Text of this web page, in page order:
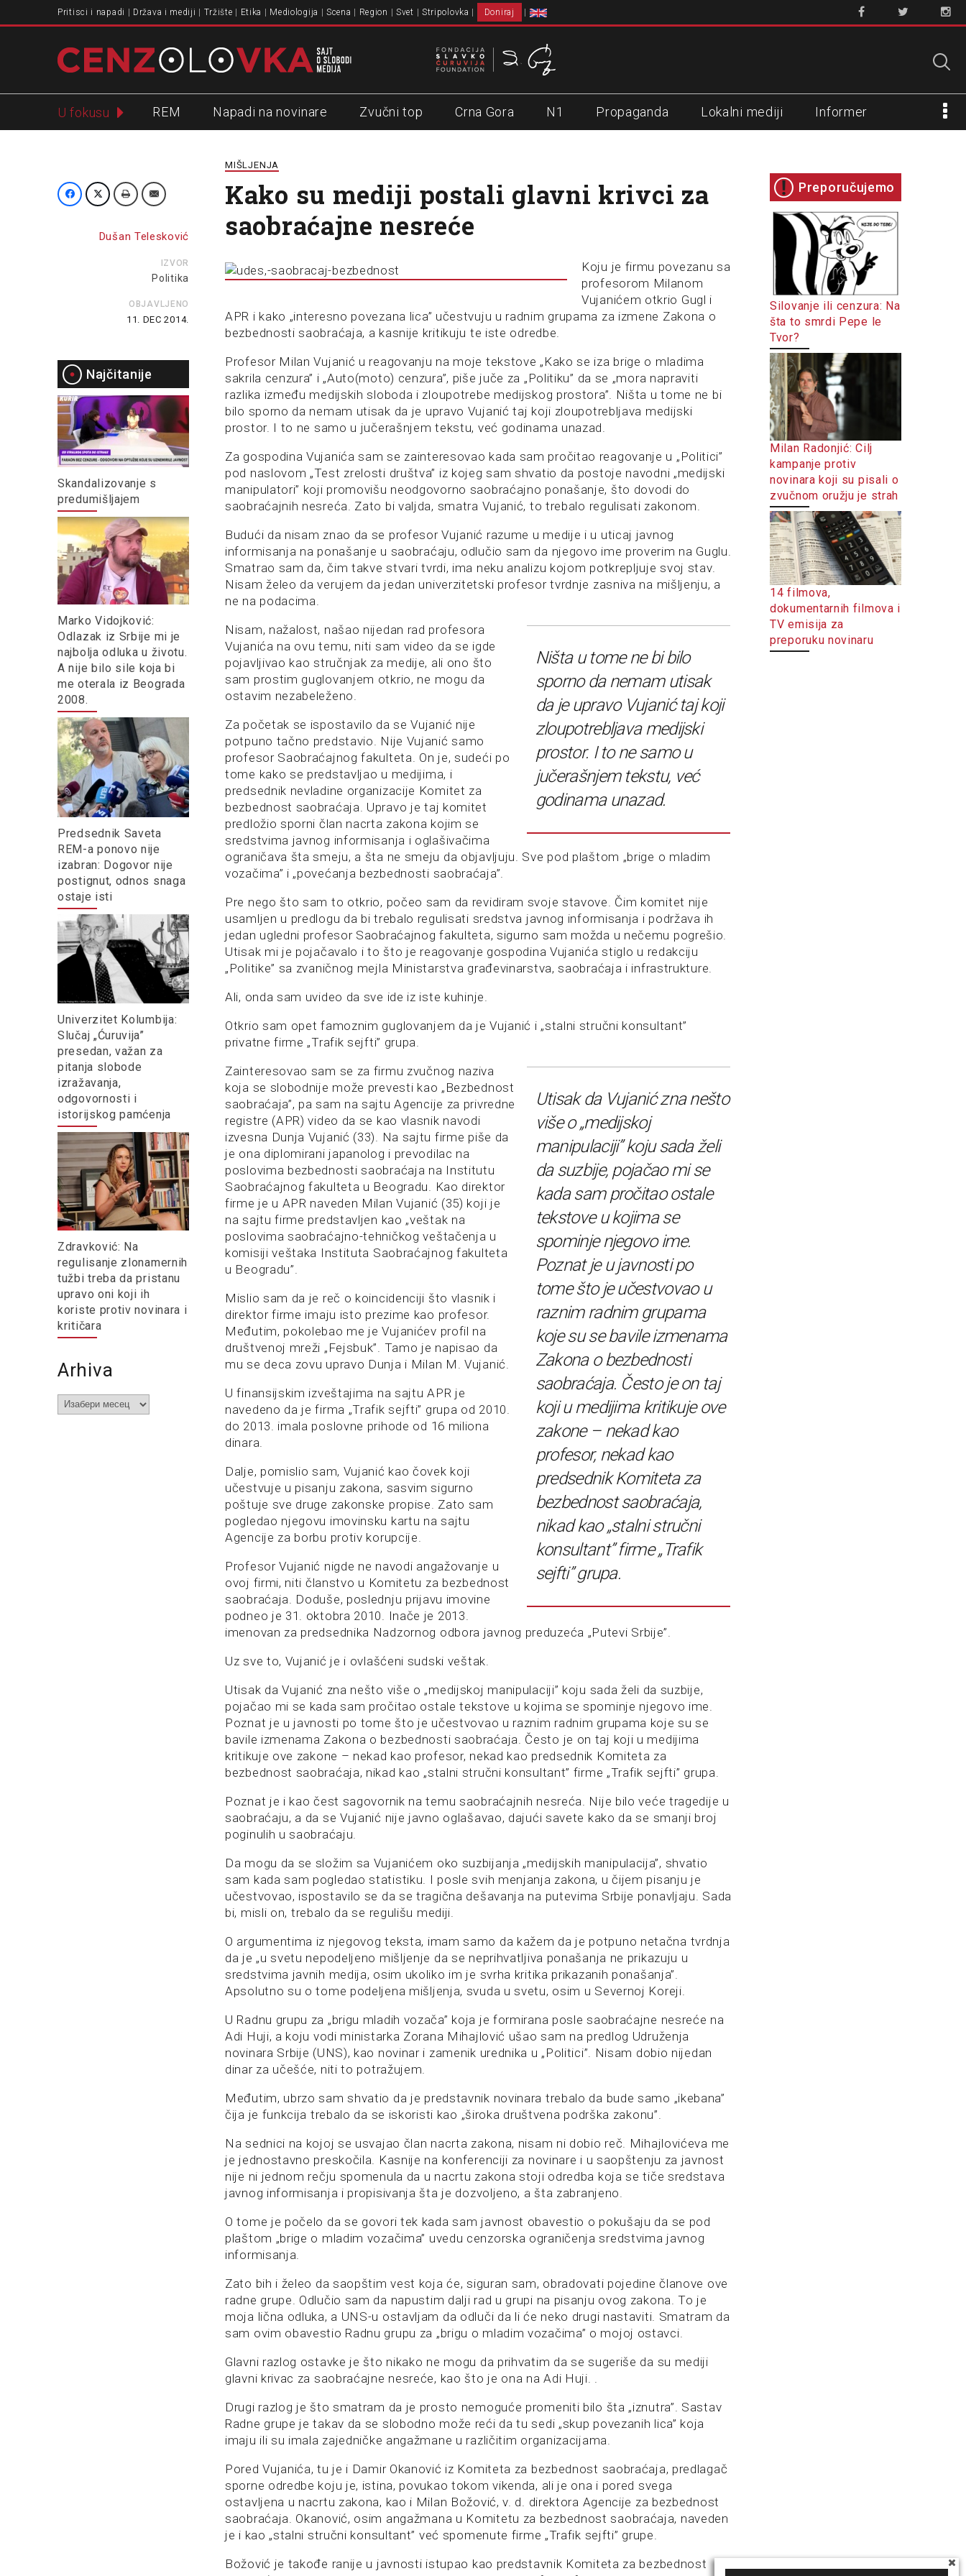
Pritisci i napadi Država i mediji Tržište Etika Mediologija Scena Region Svet Stripolovka Doniraj
U fokusu REM Napadi na novinare Zvučni top Crna Gora N1 Propaganda Lokalni mediji Informer
Dušan Telesković
IZVOR
Politika
OBJAVLJENO
11. DEC 2014.
Najčitanije
Skandalizovanje s
predumišljajem
Marko Vidojković:
Odlazak iz Srbije mi je
najbolja odluka u životu.
A nije bilo sile koja bi
me oterala iz Beograda
2008.
Predsednik Saveta
REM-a ponovo nije
izabran: Dogovor nije
postignut, odnos snaga
ostaje isti
Univerzitet Kolumbija:
Slučaj „Ćuruvija”
presedan, važan za
pitanja slobode
izražavanja,
odgovornosti i
istorijskog pamćenja
Zdravković: Na
regulisanje zlonamernih
tužbi treba da pristanu
upravo oni koji ih
koriste protiv novinara i
kritičara
Arhiva
Arhiva
MIŠLJENJA
Kako su mediji postali glavni krivci za
saobraćajne nesreće
Koju je firmu povezanu sa
profesorom Milanom
Vujanićem otkrio Gugl i
APR i kako „interesno povezana lica” učestvuju u radnim grupama za izmene Zakona o
bezbednosti saobraćaja, a kasnije kritikuju te iste odredbe.
Profesor Milan Vujanić u reagovanju na moje tekstove „Kako se iza brige o mladima
sakrila cenzura” i „Auto(moto) cenzura”, piše juče za „Politiku” da se „mora napraviti
razlika između medijskih sloboda i zloupotrebe medijskog prostora”. Ništa u tome ne bi
bilo sporno da nemam utisak da je upravo Vujanić taj koji zloupotrebljava medijski
prostor. I to ne samo u jučerašnjem tekstu, već godinama unazad.
Za gospodina Vujanića sam se zainteresovao kada sam pročitao reagovanje u „Politici”
pod naslovom „Test zrelosti društva” iz kojeg sam shvatio da postoje navodni „medijski
manipulatori” koji promovišu neodgovorno saobraćajno ponašanje, što dovodi do
saobraćajnih nesreća. Zato bi valjda, smatra Vujanić, to trebalo regulisati zakonom.
Budući da nisam znao da se profesor Vujanić razume u medije i u uticaj javnog
informisanja na ponašanje u saobraćaju, odlučio sam da njegovo ime proverim na Guglu.
Smatrao sam da, čim takve stvari tvrdi, ima neku analizu kojom potkrepljuje svoj stav.
Nisam želeo da verujem da jedan univerzitetski profesor tvrdnje zasniva na mišljenju, a
ne na podacima.
Ništa u tome ne bi bilo
sporno da nemam utisak
da je upravo Vujanić taj koji
zloupotrebljava medijski
prostor. I to ne samo u
jučerašnjem tekstu, već
godinama unazad.
Nisam, nažalost, našao nijedan rad profesora
Vujanića na ovu temu, niti sam video da se igde
pojavljivao kao stručnjak za medije, ali ono što
sam prostim guglovanjem otkrio, ne mogu da
ostavim nezabeleženo.
Za početak se ispostavilo da se Vujanić nije
potpuno tačno predstavio. Nije Vujanić samo
profesor Saobraćajnog fakulteta. On je, sudeći po
tome kako se predstavljao u medijima, i
predsednik nevladine organizacije Komitet za
bezbednost saobraćaja. Upravo je taj komitet
predložio sporni član nacrta zakona kojim se
sredstvima javnog informisanja i oglašivačima
ograničava šta smeju, a šta ne smeju da objavljuju. Sve pod plaštom „brige o mladim
vozačima” i „povećanja bezbednosti saobraćaja”.
Pre nego što sam to otkrio, počeo sam da revidiram svoje stavove. Čim komitet nije
usamljen u predlogu da bi trebalo regulisati sredstva javnog informisanja i podržava ih
jedan ugledni profesor Saobraćajnog fakulteta, sigurno sam možda u nečemu pogrešio.
Utisak mi je pojačavalo i to što je reagovanje gospodina Vujanića stiglo u redakciju
„Politike” sa zvaničnog mejla Ministarstva građevinarstva, saobraćaja i infrastrukture.
Ali, onda sam uvideo da sve ide iz iste kuhinje.
Otkrio sam opet famoznim guglovanjem da je Vujanić i „stalni stručni konsultant”
privatne firme „Trafik sejfti” grupa.
Utisak da Vujanić zna nešto
više o „medijskoj
manipulaciji” koju sada želi
da suzbije, pojačao mi se
kada sam pročitao ostale
tekstove u kojima se
spominje njegovo ime.
Poznat je u javnosti po
tome što je učestvovao u
raznim radnim grupama
koje su se bavile izmenama
Zakona o bezbednosti
saobraćaja. Često je on taj
koji u medijima kritikuje ove
zakone – nekad kao
profesor, nekad kao
predsednik Komiteta za
bezbednost saobraćaja,
nikad kao „stalni stručni
konsultant” firme „Trafik
sejfti” grupa.
Zainteresovao sam se za firmu zvučnog naziva
koja se slobodnije može prevesti kao „Bezbednost
saobraćaja”, pa sam na sajtu Agencije za privredne
registre (APR) video da se kao vlasnik navodi
izvesna Dunja Vujanić (33). Na sajtu firme piše da
je ona diplomirani japanolog i prevodilac na
poslovima bezbednosti saobraćaja na Institutu
Saobraćajnog fakulteta u Beogradu. Kao direktor
firme je u APR naveden Milan Vujanić (35) koji je
na sajtu firme predstavljen kao „veštak na
poslovima saobraćajno-tehničkog veštačenja u
komisiji veštaka Instituta Saobraćajnog fakulteta
u Beogradu”.
Mislio sam da je reč o koincidenciji što vlasnik i
direktor firme imaju isto prezime kao profesor.
Međutim, pokolebao me je Vujanićev profil na
društvenoj mreži „Fejsbuk”. Tamo je napisao da
mu se deca zovu upravo Dunja i Milan M. Vujanić.
U finansijskim izveštajima na sajtu APR je
navedeno da je firma „Trafik sejfti” grupa od 2010.
do 2013. imala poslovne prihode od 16 miliona
dinara.
Dalje, pomislio sam, Vujanić kao čovek koji
učestvuje u pisanju zakona, sasvim sigurno
poštuje sve druge zakonske propise. Zato sam
pogledao njegovu imovinsku kartu na sajtu
Agencije za borbu protiv korupcije.
Profesor Vujanić nigde ne navodi angažovanje u
ovoj firmi, niti članstvo u Komitetu za bezbednost
saobraćaja. Doduše, poslednju prijavu imovine
podneo je 31. oktobra 2010. Inače je 2013.
imenovan za predsednika Nadzornog odbora javnog preduzeća „Putevi Srbije”.
Uz sve to, Vujanić je i ovlašćeni sudski veštak.
Utisak da Vujanić zna nešto više o „medijskoj manipulaciji” koju sada želi da suzbije,
pojačao mi se kada sam pročitao ostale tekstove u kojima se spominje njegovo ime.
Poznat je u javnosti po tome što je učestvovao u raznim radnim grupama koje su se
bavile izmenama Zakona o bezbednosti saobraćaja. Često je on taj koji u medijima
kritikuje ove zakone – nekad kao profesor, nekad kao predsednik Komiteta za
bezbednost saobraćaja, nikad kao „stalni stručni konsultant” firme „Trafik sejfti” grupa.
Poznat je i kao čest sagovornik na temu saobraćajnih nesreća. Nije bilo veće tragedije u
saobraćaju, a da se Vujanić nije javno oglašavao, dajući savete kako da se smanji broj
poginulih u saobraćaju.
Da mogu da se složim sa Vujanićem oko suzbijanja „medijskih manipulacija”, shvatio
sam kada sam pogledao statistiku. I posle svih menjanja zakona, u čijem pisanju je
učestvovao, ispostavilo se da se tragična dešavanja na putevima Srbije ponavljaju. Sada
bi, misli on, trebalo da se regulišu mediji.
O argumentima iz njegovog teksta, imam samo da kažem da je potpuno netačna tvrdnja
da je „u svetu nepodeljeno mišljenje da se neprihvatljiva ponašanja ne prikazuju u
sredstvima javnih medija, osim ukoliko im je svrha kritika prikazanih ponašanja”.
Apsolutno su o tome podeljena mišljenja, svuda u svetu, osim u Severnoj Koreji.
U Radnu grupu za „brigu mladih vozača” koja je formirana posle saobraćajne nesreće na
Adi Huji, a koju vodi ministarka Zorana Mihajlović ušao sam na predlog Udruženja
novinara Srbije (UNS), kao novinar i zamenik urednika u „Politici”. Nisam dobio nijedan
dinar za učešće, niti to potražujem.
Međutim, ubrzo sam shvatio da je predstavnik novinara trebalo da bude samo „ikebana”
čija je funkcija trebalo da se iskoristi kao „široka društvena podrška zakonu”.
Na sednici na kojoj se usvajao član nacrta zakona, nisam ni dobio reč. Mihajlovićeva me
je jednostavno preskočila. Kasnije na konferenciji za novinare i u saopštenju za javnost
nije ni jednom rečju spomenula da u nacrtu zakona stoji odredba koja se tiče sredstava
javnog informisanja i propisivanja šta je dozvoljeno, a šta zabranjeno.
O tome je počelo da se govori tek kada sam javnost obavestio o pokušaju da se pod
plaštom „brige o mladim vozačima” uvedu cenzorska ograničenja sredstvima javnog
informisanja.
Zato bih i želeo da saopštim vest koja će, siguran sam, obradovati pojedine članove ove
radne grupe. Odlučio sam da napustim dalji rad u grupi na pisanju ovog zakona. To je
moja lična odluka, a UNS-u ostavljam da odluči da li će neko drugi nastaviti. Smatram da
sam ovim obavestio Radnu grupu za „brigu o mladim vozačima” o mojoj ostavci.
Glavni razlog ostavke je što nikako ne mogu da prihvatim da se sugeriše da su mediji
glavni krivac za saobraćajne nesreće, kao što je ona na Adi Huji. .
Drugi razlog je što smatram da je prosto nemoguće promeniti bilo šta „iznutra”. Sastav
Radne grupe je takav da se slobodno može reći da tu sedi „skup povezanih lica” koja
imaju ili su imala zajedničke angažmane u različitim organizacijama.
Pored Vujanića, tu je i Damir Okanović iz Komiteta za bezbednost saobraćaja, predlagač
sporne odredbe koju je, istina, povukao tokom vikenda, ali je ona i pored svega
ostavljena u nacrtu zakona, kao i Milan Božović, v. d. direktora Agencije za bezbednost
saobraćaja. Okanović, osim angažmana u Komitetu za bezbednost saobraćaja, naveden
je i kao „stalni stručni konsultant” već spomenute firme „Trafik sejfti” grupe.
Božović je takođe ranije u javnosti istupao kao predstavnik Komiteta za bezbednost
Preporučujemo
Silovanje ili cenzura: Na
šta to smrdi Pepe le
Tvor?
Milan Radonjić: Cilj
kampanje protiv
novinara koji su pisali o
zvučnom oružju je strah
14 filmova,
dokumentarnih filmova i
TV emisija za
preporuku novinaru